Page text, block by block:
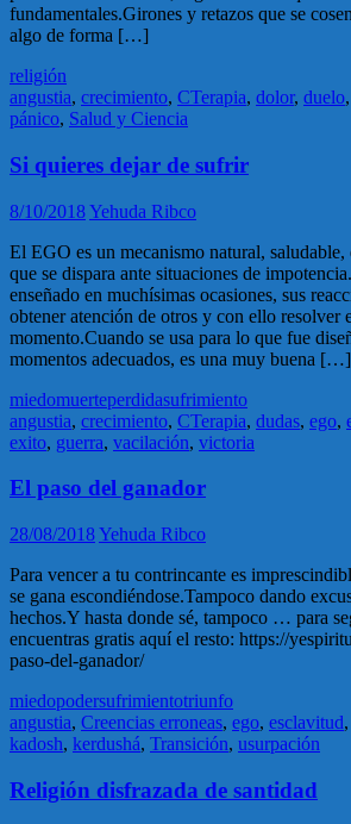
fundamentales.Girones y retazos que se
algo de forma […]
religión
angustia, crecimiento, CTerapia, dolor, duelo,
pánico, Salud y Ciencia
Si quieres dejar de sufrir
8/10/2018Yehuda Ribco
El EGO es un mecanismo natural, saludable,
que se dispara ante situaciones de
enseñado en muchísimas ocasiones, sus
obtener atención de otros y con ello resolver
momento.Cuando se usa para lo que fue
momentos adecuados, es una muy buena […]
miedomuerteperdidasufrimiento
angustia, crecimiento, CTerapia, dudas, ego,
exito, guerra, vacilación, victoria
El paso del ganador
28/08/2018Yehuda Ribco
Para vencer a tu contrincante es
se gana escondiéndose.Tampoco dando
hechos.Y hasta donde sé, tampoco … para
encuentras gratis aquí el resto: https://
paso-del-ganador/
miedopodersufrimientotriunfo
angustia, Creencias erroneas, ego, esclavitud,
kadosh, kerdushá, Transición, usurpación
Religión disfrazada de santidad